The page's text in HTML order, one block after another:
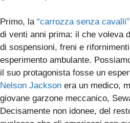
Primo, la “carrozza senza cavalli”
di venti anni prima: il che voleva
di sospensioni, freni e
esperimento ambulante.
il suo protagonista fosse un
Nelson Jackson era un medico,
giovane garzone meccanico,
Decisamente non idonee, del